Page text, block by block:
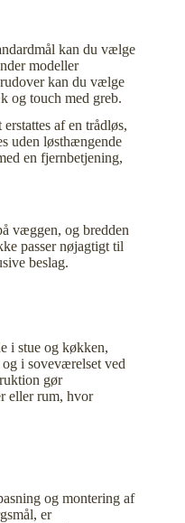
kan du vælge
modeller
kan du vælge
og touch med greb.
af en trådløs,
uden løsthængende
en fjernbetjening,
væggen, og bredden
passer nøjagtigt til
beslag.
i stue og køkken,
i soveværelset ved
gør
eller rum, hvor
og montering af
er